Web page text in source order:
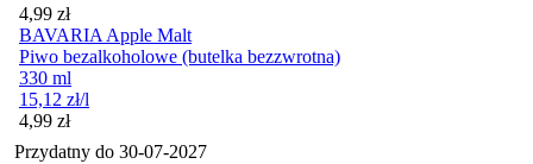
Cena
4,99 zł
BAVARIA Apple Malt
Piwo bezalkoholowe (butelka bezzwrotna)
330 ml
15,12 zł/l
Cena
4,99 zł
Przydatny do 30-07-2027